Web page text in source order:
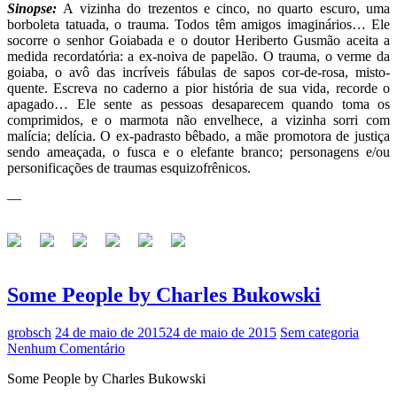
Sinopse: A vizinha do trezentos e cinco, no quarto escuro, uma
borboleta tatuada, o trauma. Todos têm amigos imaginários… Ele
socorre o senhor Goiabada e o doutor Heriberto Gusmão aceita a
medida recordatória: a ex-noiva de papelão. O trauma, o verme da
goiaba, o avô das incríveis fábulas de sapos cor-de-rosa, misto-
quente. Escreva no caderno a pior história de sua vida, recorde o
apagado… Ele sente as pessoas desaparecem quando toma os
comprimidos, e o marmota não envelhece, a vizinha sorri com
malícia; delícia. O ex-padrasto bêbado, a mãe promotora de justiça
sendo ameaçada, o fusca e o elefante branco; personagens e/ou
personificações de traumas esquizofrênicos.
—
Some People by Charles Bukowski
grobsch 24 de maio de 201524 de maio de 2015 Sem categoria
Nenhum Comentário
Some People by Charles Bukowski